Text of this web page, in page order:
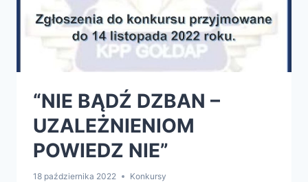
KULTURALNO-
EDUKACYJNEJ
“NIE BĄDŹ DZBAN –
UZALEŻNIENIOM
POWIEDZ NIE”
18 października 2022 Konkursy